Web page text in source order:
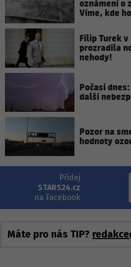
oznámení o
Víme, kde
Filip Turek
prozradila
nehody!
Počasí
další
Pozor na
hodnoty
Přidej
STARS24.cz
na Facebook
Máte pro nás TIP?